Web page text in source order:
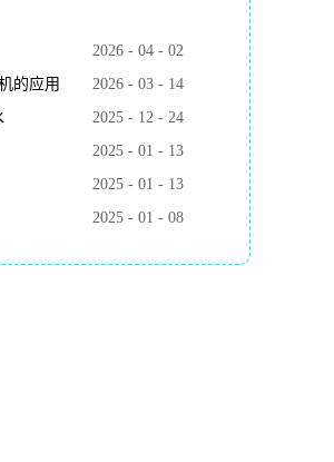
2026 - 04 - 02
的应用 2026 - 03 - 14
2025 - 12 - 24
2025 - 01 - 13
2025 - 01 - 13
2025 - 01 - 08